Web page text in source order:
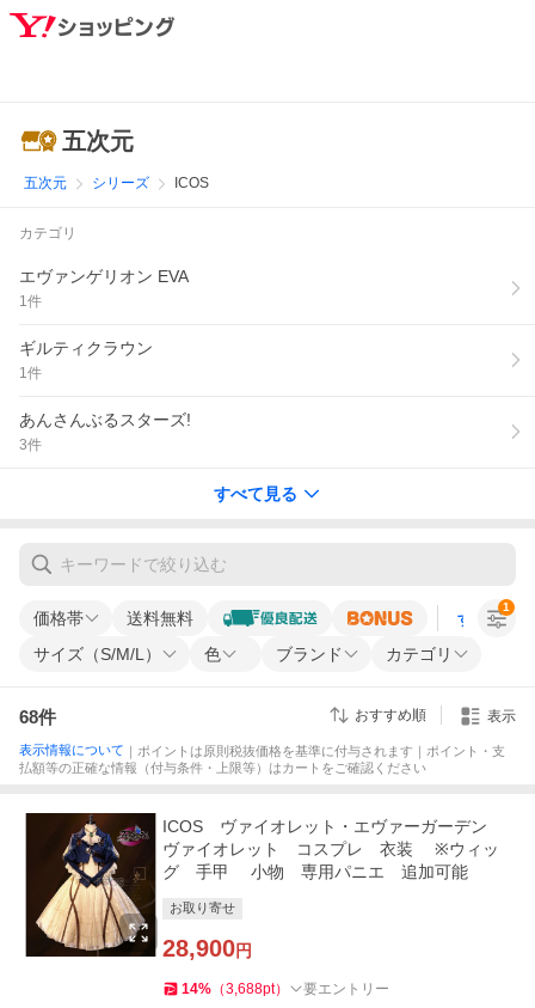
五次元
五次元 シリーズ ICOS
カテゴリ
エヴァンゲリオン EVA
1件
ギルティクラウン
1件
あんさんぶるスターズ!
3件
すべて見る
価格帯 送料無料 すべての条
サイズ（S/M/L） 色 ブランド カテゴリ
1
68件 おすすめ順 表示
表示情報について ｜ポイントは原則税抜価格を基準に付与されます｜ポイント・支
払額等の正確な情報（付与条件・上限等）はカートをご確認ください
ICOS ヴァイオレット・エヴァーガーデン
ヴァイオレット コスプレ 衣装 ※ウィッ
グ 手甲 小物 専用パニエ 追加可能
お取り寄せ
28,900円
14% （3,688pt） 要エントリー